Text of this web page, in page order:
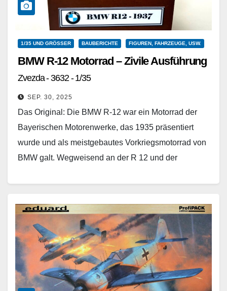
1/35 UND GRÖSSER BAUBERICHTE FIGUREN, FAHRZEUGE, USW.
BMW R-12 Motorrad – Zivile Ausführung
Zvezda - 3632 - 1/35
SEP. 30, 2025
Das Original: Die BMW R-12 war ein Motorrad der
Bayerischen Motorenwerke, das 1935 präsentiert
wurde und als meistgebautes Vorkriegsmotorrad von
BMW galt. Wegweisend an der R 12 und der